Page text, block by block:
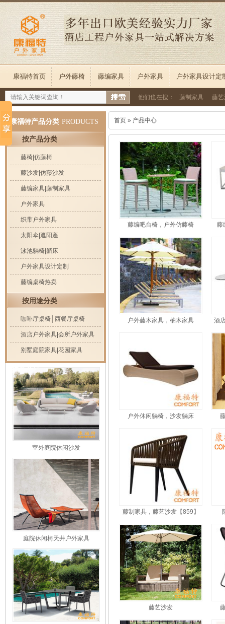
康福特首页 户外藤椅 藤编家具 户外家具 户外家具设计定
他们也在搜： 藤制家具 藤
康福特产品分类 PRODUCTS
按产品分类
藤椅|仿藤椅
藤沙发|仿藤沙发
藤编家具|藤制家具
户外家具
织带户外家具
太阳伞|遮阳蓬
泳池躺椅|躺床
户外家具设计定制
藤编桌椅热卖
按用途分类
咖啡厅桌椅│西餐厅桌椅
酒店户外家具|会所户外家具
别墅庭院家具|花园家具
室外庭院休闲沙发
庭院休闲椅天井户外家具
首页 » 产品中心
藤编吧台椅，户外仿藤椅
【939】
藤
户外藤木家具，柚木家具
酒
户外休闲躺椅，沙发躺床
藤制家具，藤艺沙发【859】
藤艺沙发